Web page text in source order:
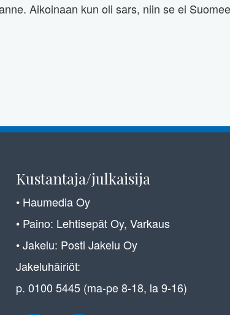
Aikoinaan kun oli sars, niin se ei
Kustantaja/julkaisija
• Haumedia Oy
• Paino: Lehtisepät Oy, Varkaus
• Jakelu: Posti Jakelu Oy
Jakeluhäiriöt:
p. 0100 5445 (ma-pe 8-18, la 9-16)